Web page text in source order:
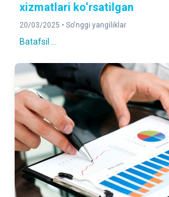
xizmatlari ko‘rsatilgan
20/03/2025 • So'nggi yangiliklar
Batafsil ...